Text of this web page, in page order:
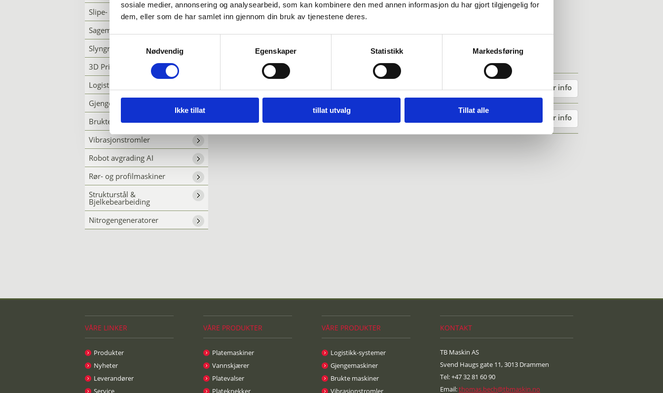
sosiale medier, annonsering og analysearbeid, som kan kombinere den med annen informasjon du har gjort tilgjengelig for
dem, eller som de har samlet inn gjennom din bruk av tjenestene deres.
Samtykkevalg
Nødvendig
Egenskaper Statistikk Markedsføring
Ikke tillat tillat utvalg Tillat alle
Slipe- & Avgrademaskiner
Sagemaskiner
Slyngrensing
3D Printer
Logistikk-systemer
Gjengemaskiner
Brukte maskiner
Vibrasjonstromler
Robot avgrading AI
Rør- og profilmaskiner
Strukturstål &
Bjelkebearbeiding
Nitrogengeneratorer
TRF Mer info
Tecoi TRF PowerDrive Mer info
VÅRE LINKER
Produkter
Nyheter
Leverandører
Service
VÅRE PRODUKTER
Platemaskiner
Vannskjærer
Platevalser
Plateknekker
VÅRE PRODUKTER
Logistikk-systemer
Gjengemaskiner
Brukte maskiner
Vibrasjonstromler
KONTAKT
TB Maskin AS
Svend Haugs gate 11, 3013 Drammen
Tel: +47 32 81 60 90
Email:thomas.bech@tbmaskin.no